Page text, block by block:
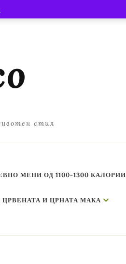
стил
МЕНИ ОД 1100-1300 КАЛОРИИ
И ЦРНАТА МАКА